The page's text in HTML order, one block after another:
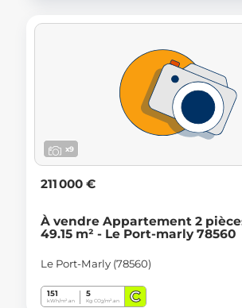
x9
211 000 €
À vendre Appartement 2
49.15 m² - Le Port-marly 78560
Le Port-Marly (78560)
151
kWh/m².an
5
Kg CO2/m².an C